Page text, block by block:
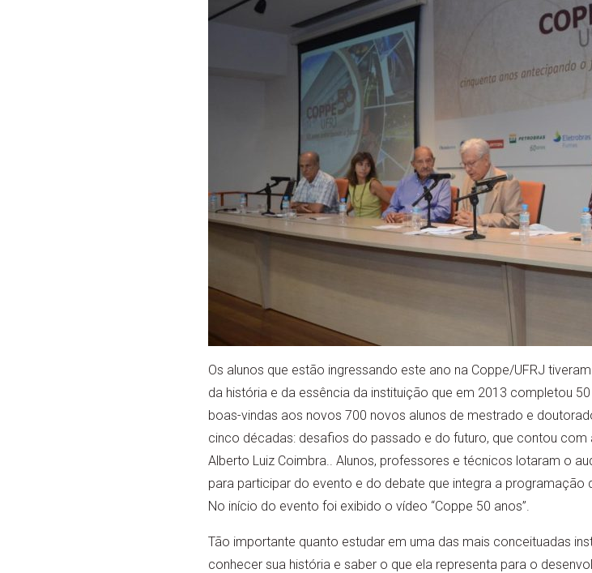
Os alunos que estão ingressando este ano na Coppe/UFRJ
da história e da essência da instituição que em 2013 completou
boas-vindas aos novos 700 novos alunos de mestrado e
cinco décadas: desafios do passado e do futuro, que contou
Alberto Luiz Coimbra.. Alunos, professores e técnicos lotaram o
para participar do evento e do debate que integra a
No início do evento foi exibido o vídeo “Coppe 50 anos”.
Tão importante quanto estudar em uma das mais conceituadas
conhecer sua história e saber o que ela representa para o